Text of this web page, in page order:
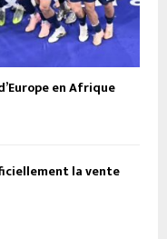
en Afrique
la vente